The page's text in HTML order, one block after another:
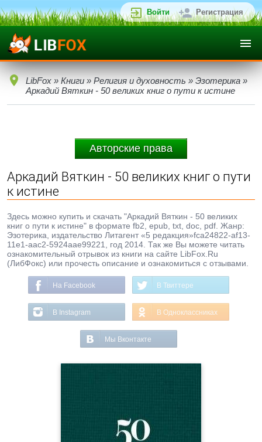
Войти Регистрация
LibFox » Книги » Религия и духовность » Эзотерика »
Аркадий Вяткин - 50 великих книг о пути к истине
Авторские права
Аркадий Вяткин - 50 великих книг о пути
к истине
Здесь можно купить и скачать "Аркадий Вяткин - 50 великих
книг о пути к истине" в формате fb2, epub, txt, doc, pdf. Жанр:
Эзотерика, издательство Литагент «5 редакция»fca24822-af13-
11e1-aac2-5924aae99221, год 2014. Так же Вы можете читать
ознакомительный отрывок из книги на сайте LibFox.Ru
(ЛибФокс) или прочесть описание и ознакомиться с отзывами.
На Facebook В Твиттере
В Instagram В Одноклассниках
Мы Вконтакте